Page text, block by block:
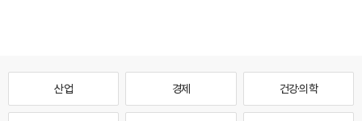
산업 경제 건강·의학